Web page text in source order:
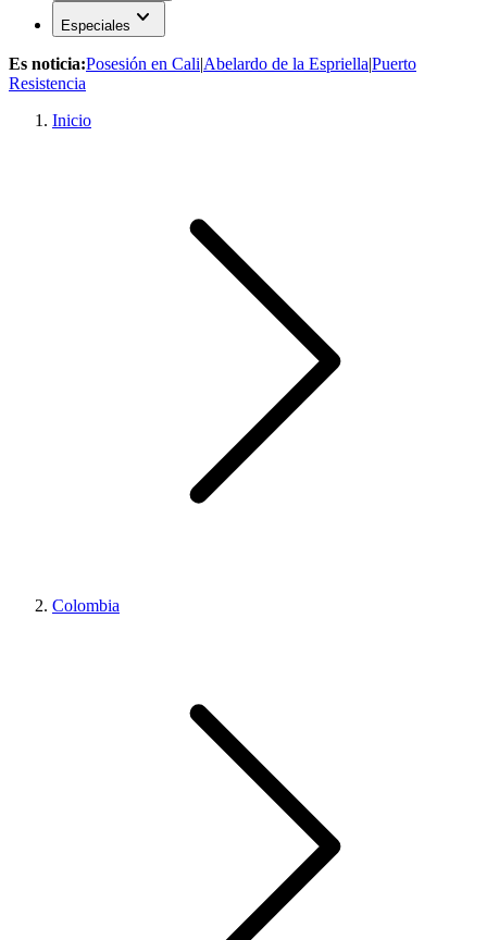
Especiales expand_more
Es noticia:Posesión en Cali|Abelardo de la Espriella|Puerto
Resistencia
Inicio
Colombia